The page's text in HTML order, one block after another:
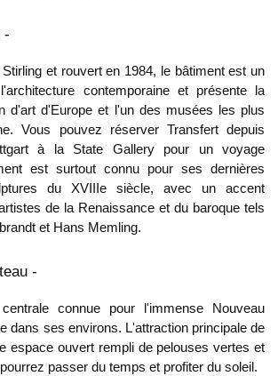
-
et rouvert en 1984, le bâtiment est un
contemporaine et présente la
d'art d'Europe et l'un des musées les plus
Vous pouvez réserver Transfert depuis
à la State Gallery pour un voyage
est surtout connu pour ses dernières
du XVIIIe siècle, avec un accent
de la Renaissance et du baroque tels
et Hans Memling.
-
connue pour l'immense Nouveau
dans ses environs. L'attraction principale de
espace ouvert rempli de pelouses vertes et
passer du temps et profiter du soleil.